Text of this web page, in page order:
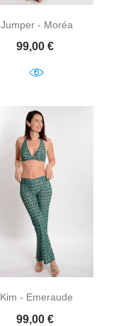
Jumper - Moréa
Prix
99,00 €
Kim - Emeraude
Prix
99,00 €